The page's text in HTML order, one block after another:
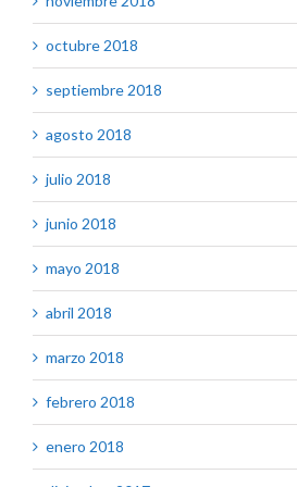
octubre 2018
septiembre 2018
agosto 2018
julio 2018
junio 2018
mayo 2018
abril 2018
marzo 2018
febrero 2018
enero 2018